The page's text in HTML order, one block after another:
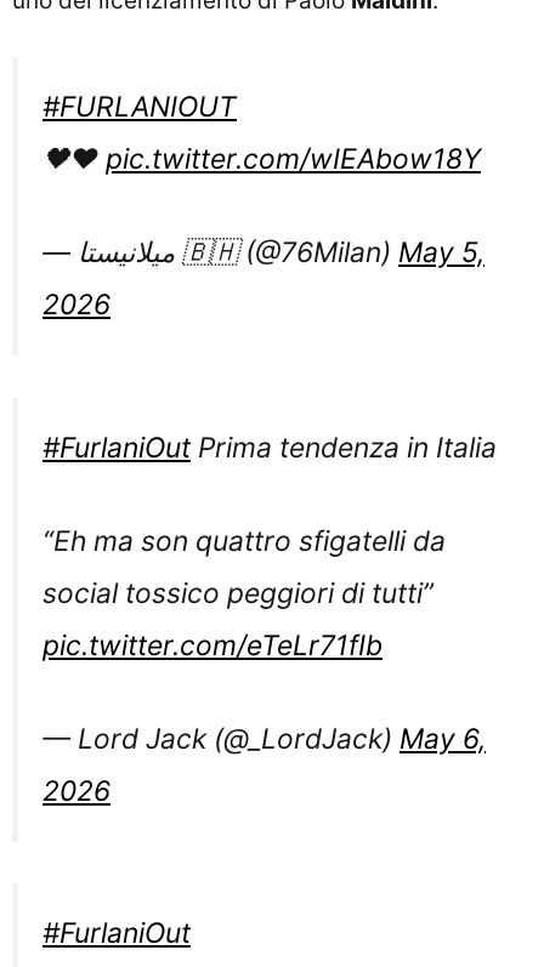
#FURLANIOUT
🖤❤️ pic.twitter.com/wIEAbow18Y
— ميلانيستا 🇧🇭 (@76Milan) May 5,
2026
#FurlaniOut Prima tendenza in Italia
“Eh ma son quattro sfigatelli da
social tossico peggiori di tutti”
pic.twitter.com/eTeLr71fIb
— Lord Jack (@_LordJack) May 6,
2026
#FurlaniOut